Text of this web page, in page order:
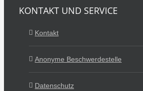
KONTAKT UND SERVICE
Kontakt
Anonyme Beschwerdestelle
Datenschutz